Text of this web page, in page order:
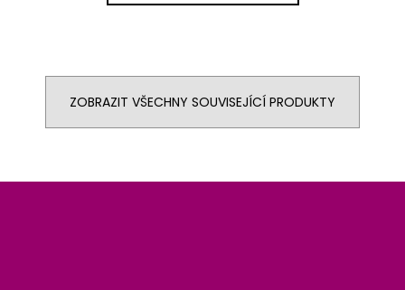
ZOBRAZIT VŠECHNY SOUVISEJÍCÍ PRODUKTY